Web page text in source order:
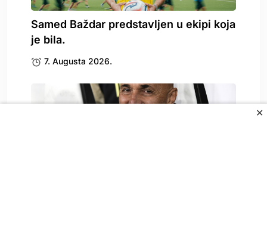
✕
Samed Baždar predstavljen u ekipi koja
je bila.
7. Augusta 2026.